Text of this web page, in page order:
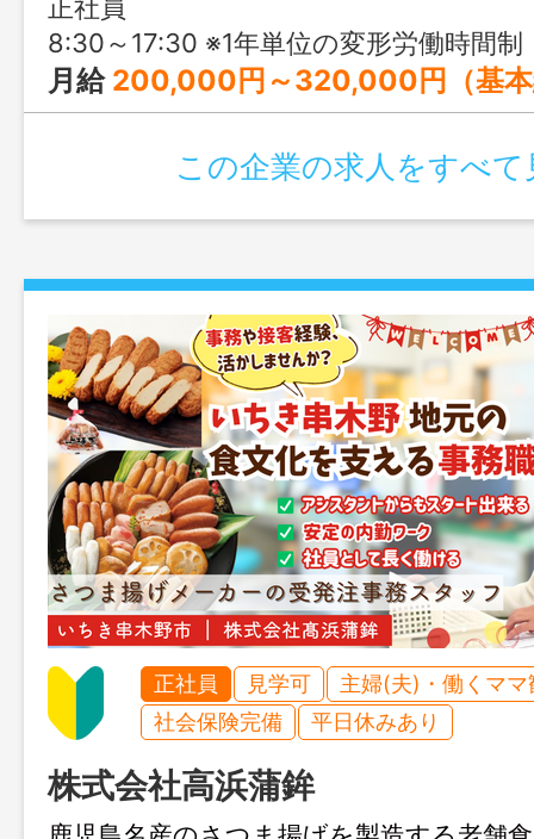
正社員
8:30～17:30 ※1年単位の変形労働時間制
月給 200,000円～320,000円（基
この企業の求人をすべて
正社員 見学可
主婦(夫)・働くママ
社会保険完備
平日休みあり
株式会社高浜蒲鉾